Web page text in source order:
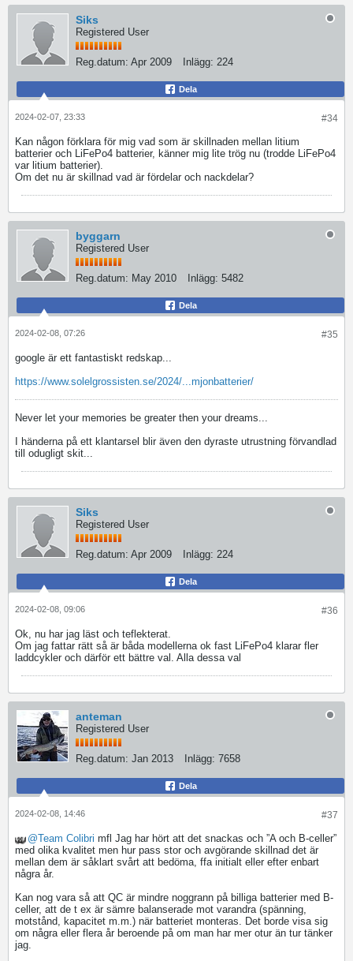
Siks
Registered User
Reg.datum: Apr 2009 Inlägg: 224
Dela
#34
2024-02-07, 23:33
Kan någon förklara för mig vad som är skillnaden mellan litium
batterier och LiFePo4 batterier, känner mig lite trög nu (trodde LiFePo4
var litium batterier).
Om det nu är skillnad vad är fördelar och nackdelar?
byggarn
Registered User
Reg.datum: May 2010 Inlägg: 5482
Dela
#35
2024-02-08, 07:26
google är ett fantastiskt redskap...
https://www.solelgrossisten.se/2024/...mjonbatterier/
Never let your memories be greater then your dreams...
I händerna på ett klantarsel blir även den dyraste utrustning förvandlad
till odugligt skit...
Siks
Registered User
Reg.datum: Apr 2009 Inlägg: 224
Dela
#36
2024-02-08, 09:06
Ok, nu har jag läst och teflekterat.
Om jag fattar rätt så är båda modellerna ok fast LiFePo4 klarar fler
laddcykler och därför ett bättre val. Alla dessa val
anteman
Registered User
Reg.datum: Jan 2013 Inlägg: 7658
Dela
#37
2024-02-08, 14:46
Team Colibri mfl Jag har hört att det snackas och ”A och B-celler”
med olika kvalitet men hur pass stor och avgörande skillnad det är
mellan dem är såklart svårt att bedöma, ffa initialt eller efter enbart
några år.
Kan nog vara så att QC är mindre noggrann på billiga batterier med B-
celler, att de t ex är sämre balanserade mot varandra (spänning,
motstånd, kapacitet m.m.) när batteriet monteras. Det borde visa sig
om några eller flera år beroende på om man har mer otur än tur tänker
jag.